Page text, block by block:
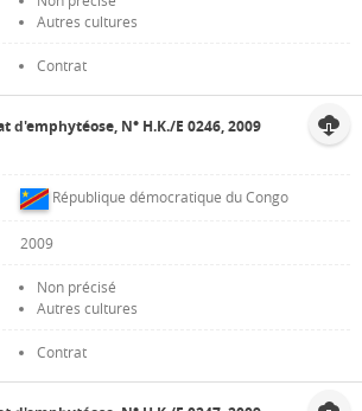
Autres cultures
Contrat
d'emphytéose, N° H.K./E 0246, 2009
République démocratique du Congo
2009
Non précisé
Autres cultures
Contrat